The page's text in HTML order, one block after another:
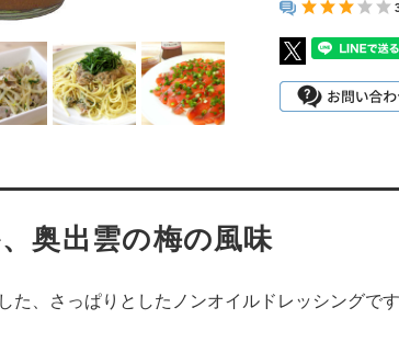
奥出雲の梅の風味
た、さっぱりとしたノンオイルドレッシングで